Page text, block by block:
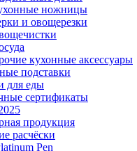
ножницы
и овощерезки
кухонные аксессуары
подставки
для еды
сертификаты
продукция
расчёски
Pen